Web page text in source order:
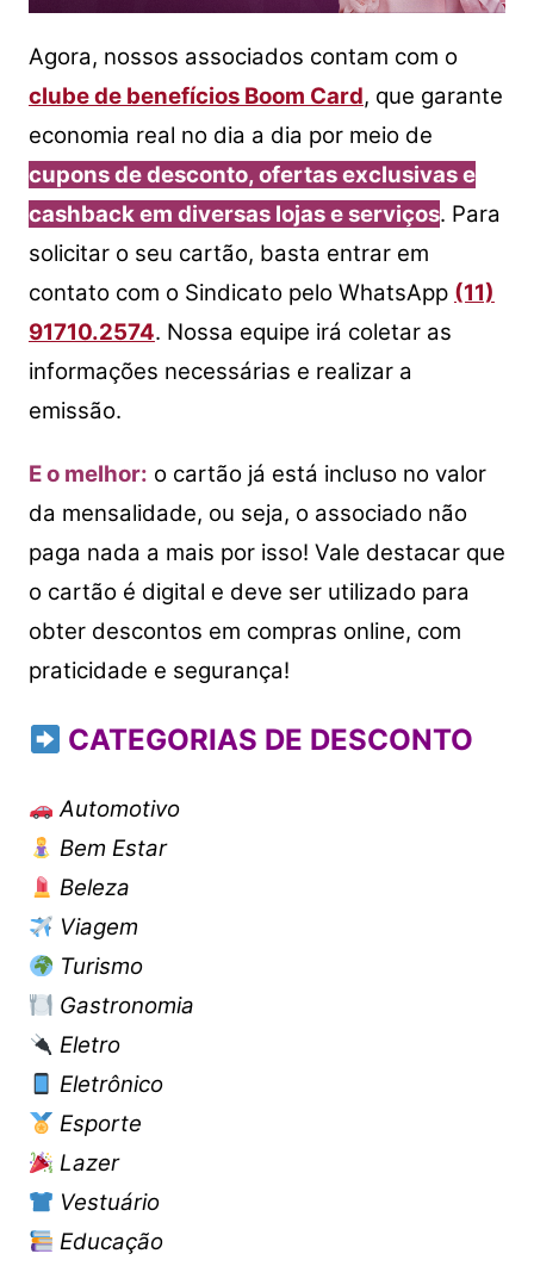
Agora, nossos associados contam com o
clube de benefícios Boom Card, que garante
economia real no dia a dia por meio de
cupons de desconto, ofertas exclusivas e
cashback em diversas lojas e serviços. Para
solicitar o seu cartão, basta entrar em
contato com o Sindicato pelo WhatsApp (11)
91710.2574. Nossa equipe irá coletar as
informações necessárias e realizar a
emissão.
E o melhor: o cartão já está incluso no valor
da mensalidade, ou seja, o associado não
paga nada a mais por isso! Vale destacar que
o cartão é digital e deve ser utilizado para
obter descontos em compras online, com
praticidade e segurança!
CATEGORIAS DE DESCONTO
Automotivo
Bem Estar
Beleza
Viagem
Turismo
Gastronomia
Eletro
Eletrônico
Esporte
Lazer
Vestuário
Educação